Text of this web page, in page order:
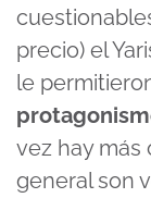
precio) el
le
vez hay más
general son